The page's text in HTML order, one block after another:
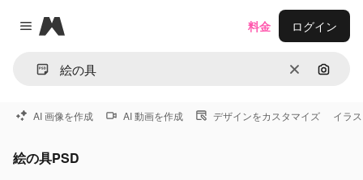
Close menu
Magnific
消去 画像で
料金 ログイン
AI 画像を作成 AI 動画を作成 デザインをカスタマイズ イラ
絵の具PSD